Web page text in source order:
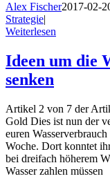
Alex Fischer2017-02-
Strategie|
Weiterlesen
Ideen um die
senken
Artikel 2 von 7 der
Gold Dies ist nun der
euren
Woche. Dort konntet
bei dreifach höherem
Wasser zahlen müssen